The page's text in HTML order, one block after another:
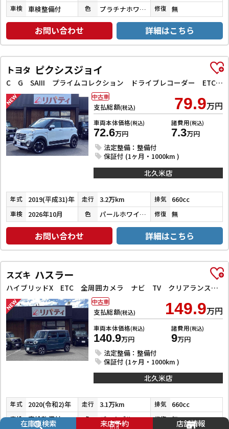
車検 車検整備付 色 プラチナホワイトパール 修復 無
お問い合わせ 詳細はこちら
トヨタ ピクシスジョイ
C G SAIII プライムコレクション ドライブレコーダー ETC バックカメラ ナビ TV クリアランスソナー 衝突被害軽減システム オートマチックハイビーム オートライト スマートキー アイドリングストップ 電動格納ミラー
支払総額(税込) 79.9万円
車両本体価格(税込)
72.6万円
諸費用(税込)
7.3万円
法定整備：整備付
保証付 (1ヶ月・1000km )
中古車
北久米店
年式 2019(平成31)年 走行 3.2万km 排気 660cc
車検 2026年10月 色 パールホワイトⅢ 修復 無
お問い合わせ 詳細はこちら
スズキ ハスラー
ハイブリッドX ETC 全周囲カメラ ナビ TV クリアランスソナー レーンアシスト 衝突被害軽減システム オートライト スマートキー アイドリングストップ 電動格納ミラー シートヒーター 後席モニター CVT
支払総額(税込) 149.9万円
車両本体価格(税込)
140.9万円
諸費用(税込)
9万円
法定整備：整備付
保証付 (1ヶ月・1000km )
中古車
北久米店
年式 2020(令和2)年 走行 3.1万km 排気 660cc
車検 車検整備付 色 デニムブルーメタリック／ミネラルグレーメタリック 修復 無
在庫車検索 来店予約 店舗情報